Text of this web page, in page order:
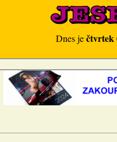
Dnes ječtvrtek